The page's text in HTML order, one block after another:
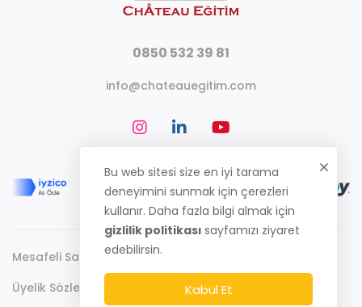
0850 532 39 81
info@chateauegitim.com
Mesafeli Satış Sözleşmesi
Üyelik Sözleşmesi
Bu web sitesi size en iyi tarama
deneyimini sunmak için çerezleri
kullanır. Daha fazla bilgi almak için
gizlilik politikası sayfamızı ziyaret
edebilirsin.
Kabul Et